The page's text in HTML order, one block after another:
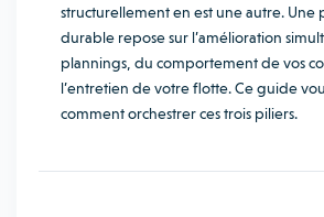
structurellement en est une autre. Une
durable repose sur l’amélioration
plannings, du comportement de vos
l’entretien de votre flotte. Ce guide
comment orchestrer ces trois piliers.